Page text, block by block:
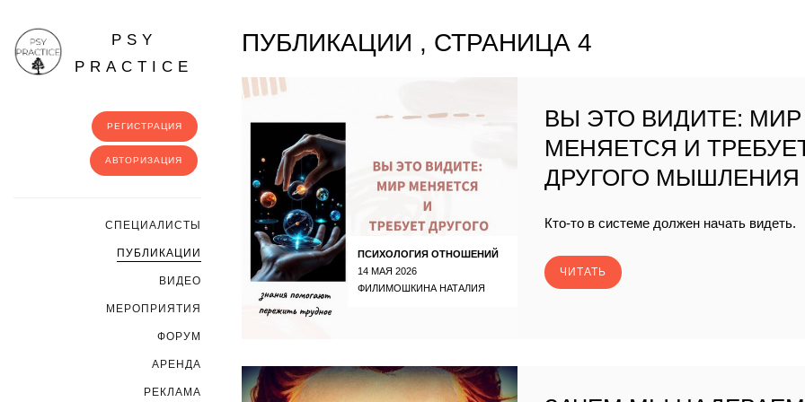
PSY
PRACTICE
РЕГИСТРАЦИЯ
АВТОРИЗАЦИЯ
CПЕЦИАЛИСТЫ
ПУБЛИКАЦИИ
ВИДЕО
МЕРОПРИЯТИЯ
ФОРУМ
АРЕНДА
РЕКЛАМА
ПУБЛИКАЦИИ , СТРАНИЦА 4
ПСИХОЛОГИЯ ОТНОШЕНИЙ
14 МАЯ 2026
ФИЛИМОШКИНА НАТАЛИЯ
ВЫ ЭТО ВИДИТЕ: МИР
МЕНЯЕТСЯ И
ДРУГОГО МЫШЛЕНИЯ
Кто-то в системе должен начать видеть.
ЧИТАТЬ